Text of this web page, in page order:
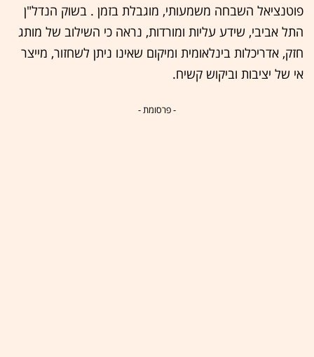
פוטנציאל השבחה משמעותי, מוגבלת בזמן . בשוק הנדל"ן
התל אביבי, שידע עליות ומורדות, נראה כי השילוב של מותג
חזק, אדריכלות בינלאומית ומיקום שאינו ניתן לשחזור, מייצר
אי של יציבות וביקוש קשיח.
- פרסומת -